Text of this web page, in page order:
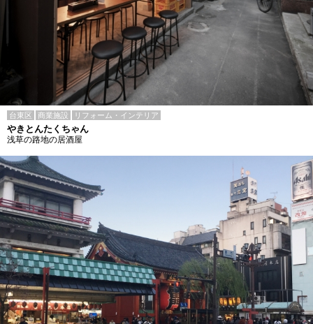
台東区 商業施設 リフォーム・インテリア
やきとんたくちゃん
浅草の路地の居酒屋